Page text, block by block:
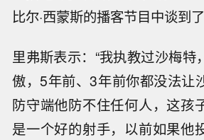
比尔·西蒙斯的播客节目中谈到了
里弗斯表示：“我执教过沙梅特
傲，5年前、3年前你都没法让
防守端他防不住任何人，这孩
是一个好的射手，以前如果他